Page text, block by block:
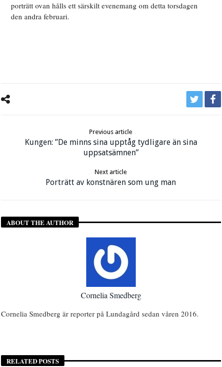
porträtt ovan hålls ett särskilt evenemang om detta torsdagen
den andra februari.
Previous article
Kungen: ”De minns sina upptåg tydligare än sina
uppsatsämnen”
Next article
Porträtt av konstnären som ung man
ABOUT THE AUTHOR
Cornelia Smedberg
Cornelia Smedberg är reporter på Lundagård sedan våren 2016.
RELATED POSTS